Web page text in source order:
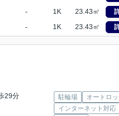
- 1K 23.43㎡
- 1K 23.43㎡
29分 駐輪場 オートロッ
インターネット対応